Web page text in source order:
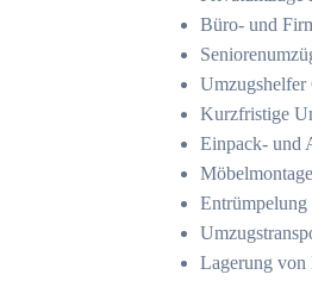
Büro- und
Umzugshelfer
Kurzfristige
Einpack- und
Lagerung